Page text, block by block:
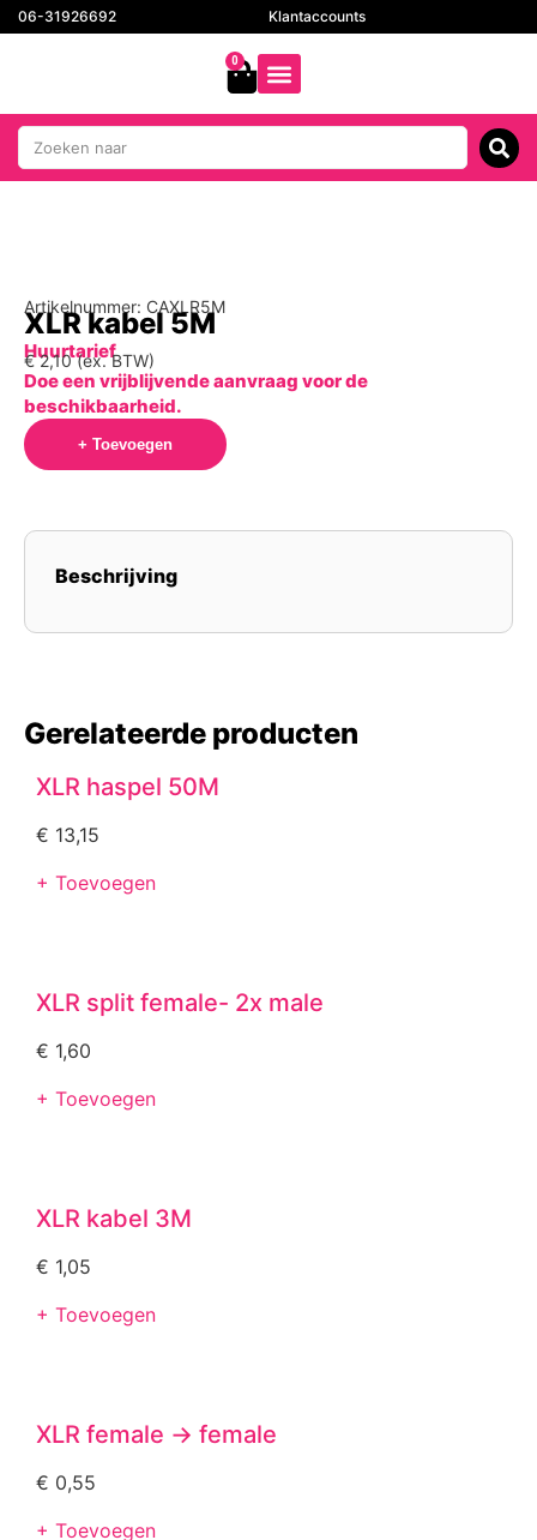
06-31926692 Klantaccounts
0
Artikelnummer: CAXLR5M
XLR kabel 5M
Huurtarief
€2,10(ex. BTW)
Doe een vrijblijvende aanvraag voor de
beschikbaarheid.
+ Toevoegen
Beschrijving
Gerelateerde producten
XLR haspel 50M
€ 13,15
+ Toevoegen
XLR split female- 2x male
€ 1,60
+ Toevoegen
XLR kabel 3M
€ 1,05
+ Toevoegen
XLR female -> female
€ 0,55
+ Toevoegen